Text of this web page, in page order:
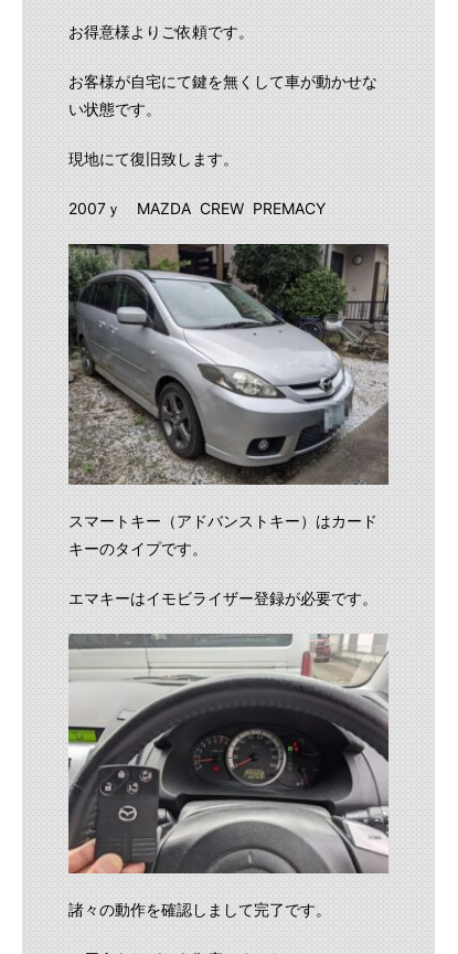
お得意様よりご依頼です。
お客様が自宅にて鍵を無くして車が動かせな
い状態です。
現地にて復旧致します。
2007ｙ MAZDA CREW PREMACY
スマートキー（アドバンストキー）はカード
キーのタイプです。
エマキーはイモビライザー登録が必要です。
諸々の動作を確認しまして完了です。